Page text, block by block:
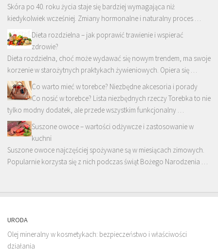
Skóra po 40. roku życia staje się bardziej wymagająca niż
kiedykolwiek wcześniej. Zmiany hormonalne i naturalny proces …
Dieta rozdzielna – jak poprawić trawienie i wspierać
zdrowie?
Dieta rozdzielna, choć może wydawać się nowym trendem, ma swoje
korzenie w starożytnych praktykach żywieniowych. Opiera się …
Co warto mieć w torebce? Niezbędne akcesoria i porady
Co nosić w torebce? Lista niezbędnych rzeczy Torebka to nie
tylko modny dodatek, ale przede wszystkim funkcjonalny …
Suszone owoce – wartości odżywcze i zastosowanie w
kuchni
Suszone owoce najczęściej spożywane są w miesiącach zimowych.
Popularnie korzysta się z nich podczas świąt Bożego Narodzenia …
URODA
Olej mineralny w kosmetykach: bezpieczeństwo i właściwości
działania